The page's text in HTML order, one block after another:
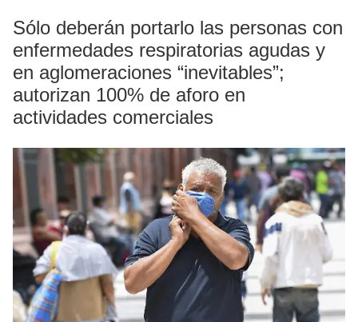
Sólo deberán portarlo las personas con
enfermedades respiratorias agudas y
en aglomeraciones “inevitables”;
autorizan 100% de aforo en
actividades comerciales